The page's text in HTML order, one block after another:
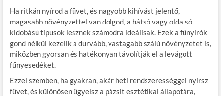
Ha ritkán nyírod a füvet, és nagyobb kihívást jelentő,
magasabb növényzettel van dolgod, a hátsó vagy oldalsó
kidobású típusok lesznek számodra ideálisak. Ezek a fűnyírók
gond nélkül kezelik a durvább, vastagabb szálú növényzetet is,
miközben gyorsan és hatékonyan távolítják el a levágott
fűnyesedéket.
Ezzel szemben, ha gyakran, akár heti rendszerességgel nyírsz
füvet, és különösen ügyelsz a pázsit esztétikai állapotára,